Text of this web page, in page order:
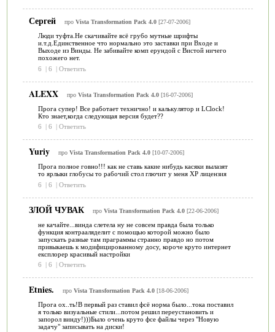
Сергей про Vista Transformation Pack 4.0[27-07-2006]
Люди туфта.Не скачивайте всё грубо мутные шрифты
и.т.д.Единственное что нормально это заставки при Входе и
Выходе из Винды. Не забивайте комп ерундой с Вистой ничего
похожего нет.
6
| 6 | Ответить
ALEXX про Vista Transformation Pack 4.0[16-07-2006]
Прога супер! Все работает технично! и калькулятор и LClock!
Кто знает,когда следующая версия будет??
6
| 6 | Ответить
Yuriy про Vista Transformation Pack 4.0[10-07-2006]
Прога полное говно!!! как не ставь какие нибудь касяки вылазят
то ярлыки глобусы то рабочий стол глючит у меня ХР лицензия
6
| 6 | Ответить
ЗЛОЙ ЧУВАК про Vista Transformation Pack 4.0[22-06-2006]
не качайте...винда слетела ну не совсем правда была только
функция контрааляделит с помощью которой можно было
запускать разные там праграммы странно правдо но потом
привыкаешь к модифицированному досу, короче круто интернет
експлорер красивый настройки
6
| 6 | Ответить
Etnies. про Vista Transformation Pack 4.0[18-06-2006]
Прога ох..ть!В первый раз ставил фсё норма было...тока поставил
я только визуальные стили...потом решил переустановить и
запорол винду!)))Было очень круто фсе файлы через "Новую
задачу" записывать на диски!